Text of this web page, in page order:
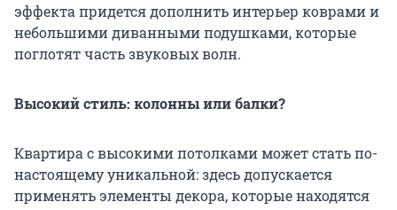
эффекта придется дополнить интерьер коврами и
небольшими диванными подушками, которые
поглотят часть звуковых волн.
Высокий стиль: колонны или балки?
Квартира с высокими потолками может стать по-
настоящему уникальной: здесь допускается
применять элементы декора, которые находятся